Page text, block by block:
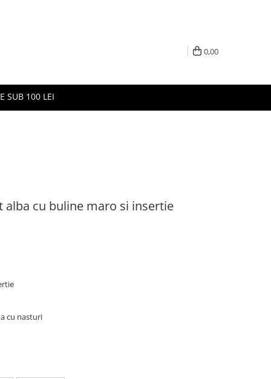
0,00
SUB 100 LEI
alba cu buline maro si insertie
cu nasturi